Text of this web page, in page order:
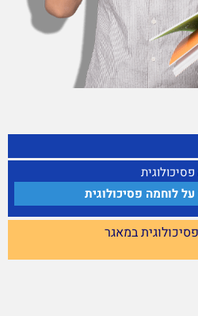
על לוחמה פסיכולוגית
במאגר